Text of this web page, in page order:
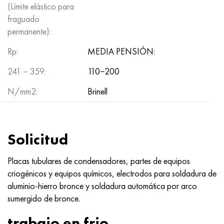
(Límite elástico para
fraguado
permanente):
Rp:
MEDIA PENSIÓN:
241－359:
110−200
N/mm2:
Brinell
Solicitud
Placas tubulares de condensadores, partes de equipos
criogénicos y equipos químicos, electrodos para soldadura de
aluminio-hierro bronce y soldadura automática por arco
sumergido de bronce.
Nimónico 90
Nimónico 263
Haynes 25
Haynes 230
Hastelloy b3
hastelloy c4
hastelloy c22
tubo de precisión
H70MFV
AM-350 - ams 5548
AM-355 - ams 5547
Custom 450® - uns S45000
Tubería resistente a la corrosión
45Х14Н14В2М
50X14MF
65X13
95X18
ac35g2, 36smnpb14, 1.0765
38x2n2ma, 34CrNiMo6, 40NiCrMo7
40hn2ma, 34CrNiMo4, 36hnm
38XA, 37Cr4, AISI 5135
40G, 40Mn4, AISI 1035
38XM, 42CrMo4, AISI 1.7225
40ХН, 36NiCr6, AISI 3135